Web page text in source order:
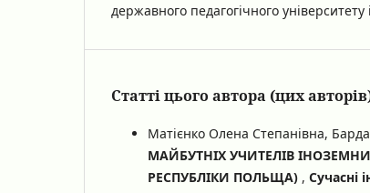
державного педагогічного
Статті цього автора (цих
Матієнко Олена Степанівна,
МАЙБУТНІХ УЧИТЕЛІВ
РЕСПУБЛІКИ ПОЛЬЩА) , Сучасні